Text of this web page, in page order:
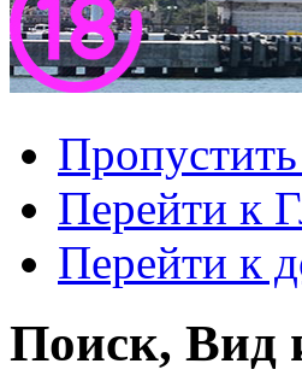
Перейти к
Перейти к
Поиск, Вид